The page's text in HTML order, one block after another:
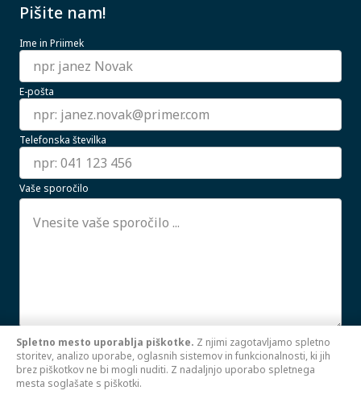
Pišite nam!
Ime in Priimek
E-pošta
Telefonska številka
Vaše sporočilo
Strinjam se z uporabo mojih osebnih podatkov.
PREBERI VEČ
Spletno mesto uporablja piškotke. Z njimi zagotavljamo spletno
storitev, analizo uporabe, oglasnih sistemov in funkcionalnosti, ki jih
brez piškotkov ne bi mogli nuditi. Z nadaljnjo uporabo spletnega
mesta soglašate s piškotki.